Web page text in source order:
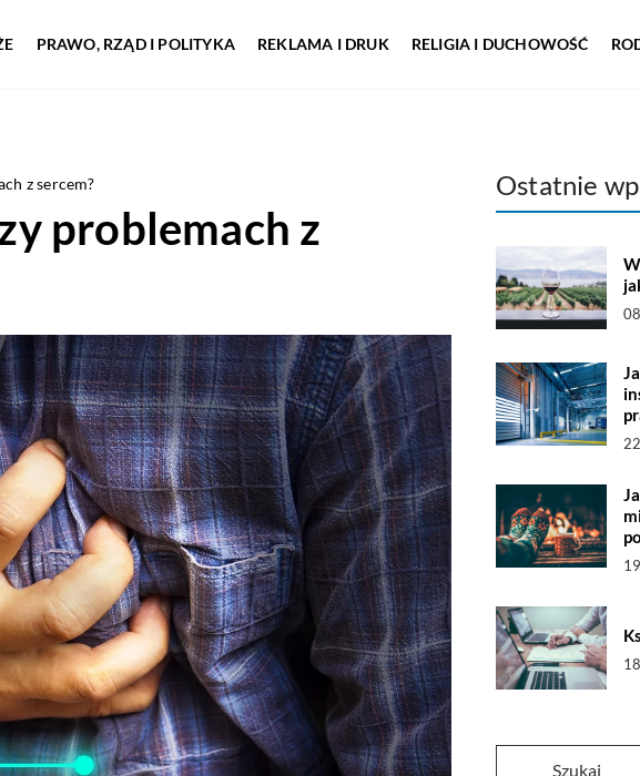
PRAWO, RZĄD I POLITYKA REKLAMA I DRUK RELIGIA I DUCHOWOŚĆ
z sercem?
problemach z
Ostatnie